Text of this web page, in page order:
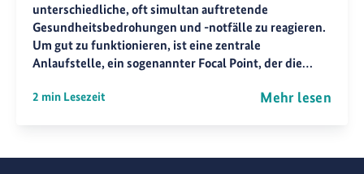
unterschiedliche, oft simultan auftretende
Gesundheitsbedrohungen und -notfälle zu reagieren.
Um gut zu funktionieren, ist eine zentrale
Anlaufstelle, ein sogenannter Focal Point, der die…
2 min Lesezeit Mehr lesen